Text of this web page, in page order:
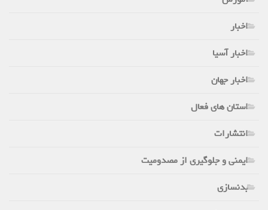
اخبار
اخبار آسیا
اخبار جهان
استان های فعال
انتشارات
ایمنی و جلوگیری از مصدومیت
بدنسازی